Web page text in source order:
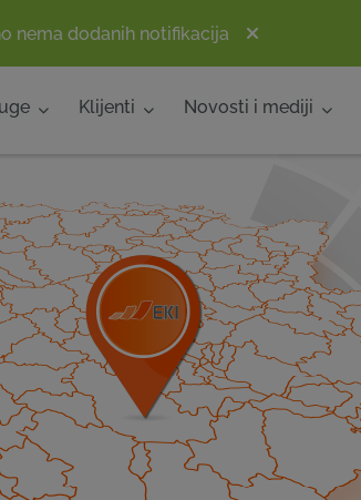
nema dodanih notifikacija
Klijenti Novosti i mediji